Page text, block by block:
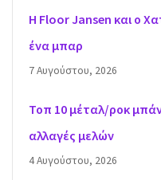
H Floor Jansen και ο
ένα μπαρ
7 Αυγούστου, 2026
Τοπ 10 μέταλ/ροκ
αλλαγές μελών
4 Αυγούστου, 2026